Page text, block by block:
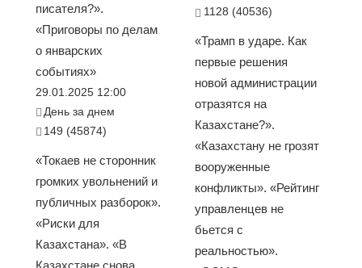
писателя?».
«Приговоры по делам
о январских
событиях»
29.01.2025 12:00
День за днем
149 (45874)
«Токаев не сторонник
громких увольнений и
публичных разборок».
«Риски для
Казахстана». «В
Казахстане снова
1128 (40536)
«Трамп в ударе. Как
первые решения
новой администрации
отразятся на
Казахстане?».
«Казахстану не грозят
вооруженные
конфликты». «Рейтинг
управленцев не
бьется с
реальностью».